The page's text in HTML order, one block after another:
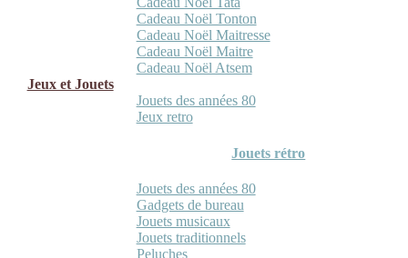
Cadeau Noël Tonton
Cadeau Noël Maitresse
Cadeau Noël Maitre
Cadeau Noël Atsem
Jeux et Jouets
Jouets des années 80
Jeux retro
Jouets rétro
Jouets des années 80
Gadgets de bureau
Jouets musicaux
Jouets traditionnels
Peluches